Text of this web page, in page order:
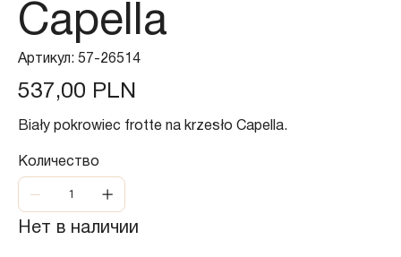
Capella
Артикул: Артикул:
57-
57-26514
Цена
537,00 PLN
Biały pokrowiec frotte na krzesło Capella.
Количество
Нет в наличии